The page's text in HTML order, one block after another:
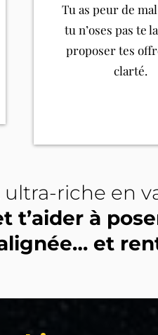
Tu as peur de
tu n’oses pas te
proposer tes
clarté.
riche en
t’aider à
et